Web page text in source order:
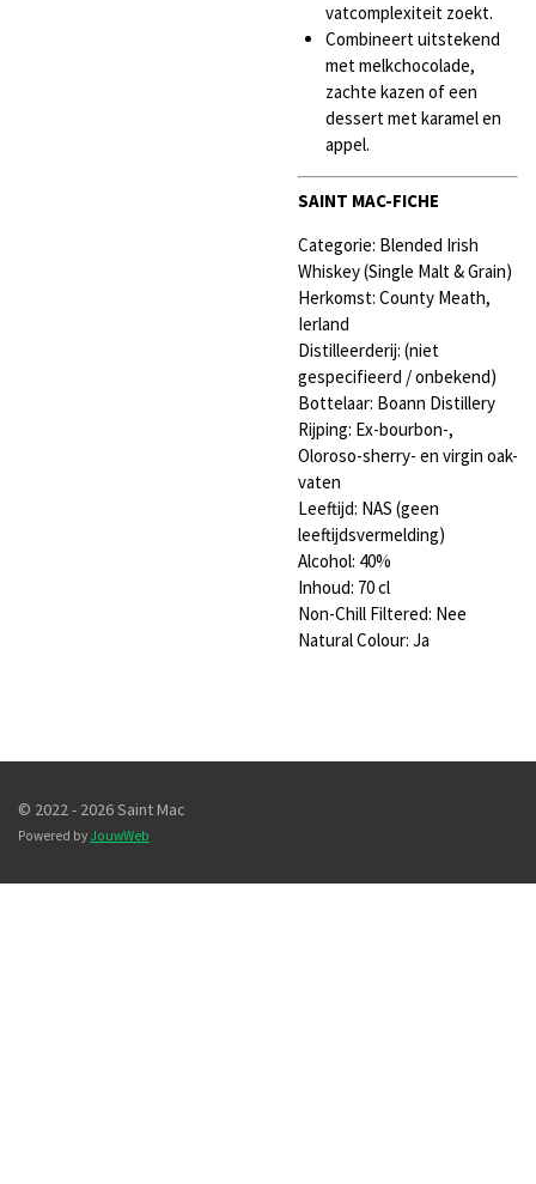
vatcomplexiteit zoekt.
Combineert uitstekend
met melkchocolade,
zachte kazen of een
dessert met karamel en
appel.
SAINT MAC-FICHE
Categorie: Blended Irish
Whiskey (Single Malt & Grain)
Herkomst: County Meath,
Ierland
Distilleerderij: (niet
gespecifieerd / onbekend)
Bottelaar: Boann Distillery
Rijping: Ex-bourbon-,
Oloroso-sherry- en virgin oak-
vaten
Leeftijd: NAS (geen
leeftijdsvermelding)
Alcohol: 40%
Inhoud: 70 cl
Non-Chill Filtered: Nee
Natural Colour: Ja
© 2022 - 2026 Saint Mac
Powered by JouwWeb